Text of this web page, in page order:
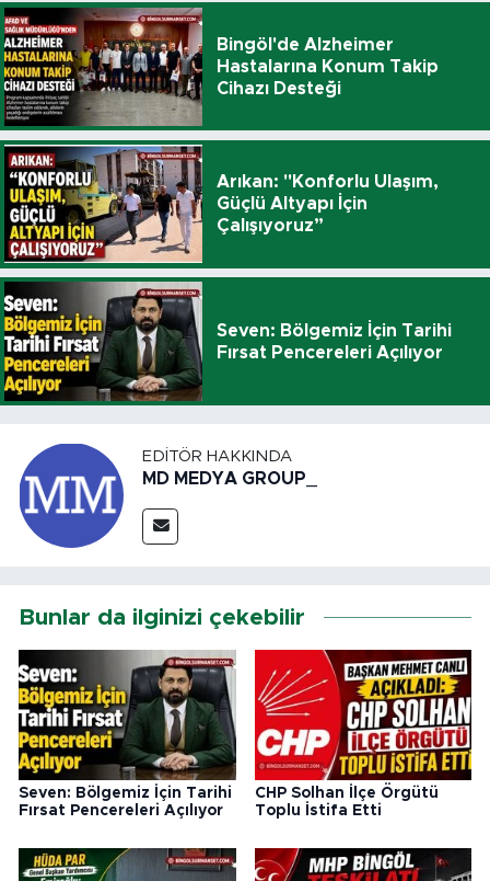
Bingöl'de Alzheimer
Hastalarına Konum Takip
Cihazı Desteği
Arıkan: "Konforlu Ulaşım,
Güçlü Altyapı İçin
Çalışıyoruz”
Seven: Bölgemiz İçin Tarihi
Fırsat Pencereleri Açılıyor
EDITÖR HAKKINDA
MD MEDYA GROUP_
Bunlar da ilginizi çekebilir
Seven: Bölgemiz İçin Tarihi
Fırsat Pencereleri Açılıyor
CHP Solhan İlçe Örgütü
Toplu İstifa Etti